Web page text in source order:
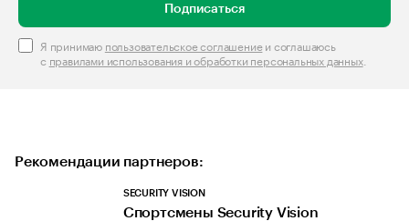
Подписаться
Я принимаю пользовательское соглашениеи соглашаюсь
с правилами использования и обработки персональных данных.
Рекомендации партнеров:
SECURITY VISION
Спортсмены Security Vision